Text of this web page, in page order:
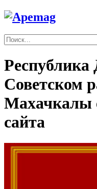
Советском
Махачкалы
сайта